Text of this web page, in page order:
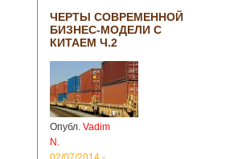
ЧЕРТЫ СОВРЕМЕННОЙ
БИЗНЕС-МОДЕЛИ С
КИТАЕМ Ч.2
Опубл. Vadim
N.